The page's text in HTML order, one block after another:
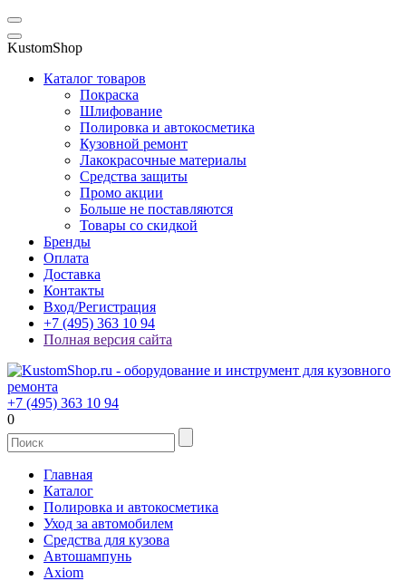
KustomShop
Каталог товаров
Покраска
Шлифование
Полировка и автокосметика
Кузовной ремонт
Лакокрасочные материалы
Средства защиты
Промо акции
Больше не поставляются
Товары со скидкой
Бренды
Оплата
Доставка
Контакты
Вход/Регистрация
+7 (495) 363 10 94
Полная версия сайта
+7 (495) 363 10 94
0
Главная
Каталог
Полировка и автокосметика
Уход за автомобилем
Средства для кузова
Автошампунь
Axiom